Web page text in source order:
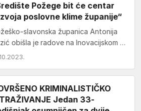
Požege bit će centar
poslovne klime županije“
slavonska županica Antonija
obišla je radove na Inovacijskom i
centru Panora u Požegi
KRIMINALISTIČKO
Jedan 33-